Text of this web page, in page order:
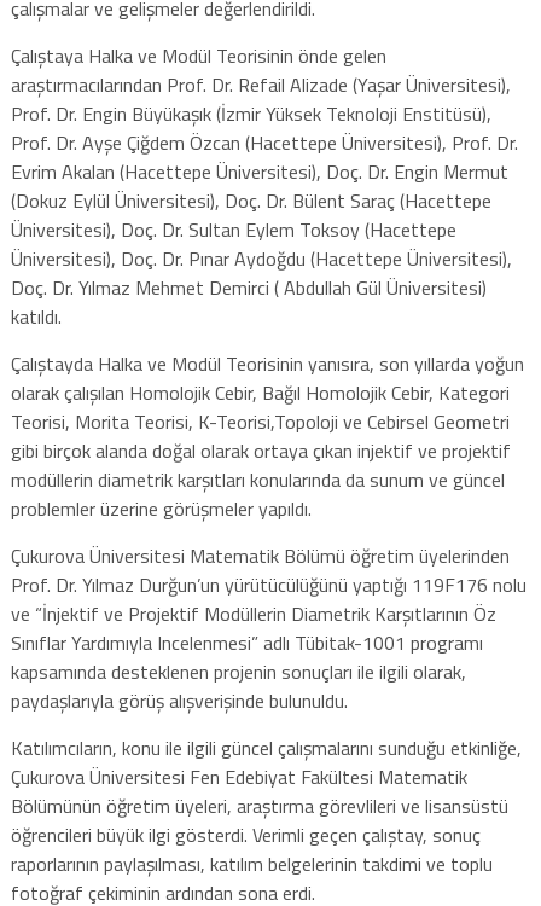
çalışmalar ve gelişmeler değerlendirildi.
Çalıştaya Halka ve Modül Teorisinin önde gelen
araştırmacılarından Prof. Dr. Refail Alizade (Yaşar Üniversitesi),
Prof. Dr. Engin Büyükaşık (İzmir Yüksek Teknoloji Enstitüsü),
Prof. Dr. Ayşe Çiğdem Özcan (Hacettepe Üniversitesi), Prof. Dr.
Evrim Akalan (Hacettepe Üniversitesi), Doç. Dr. Engin Mermut
(Dokuz Eylül Üniversitesi), Doç. Dr. Bülent Saraç (Hacettepe
Üniversitesi), Doç. Dr. Sultan Eylem Toksoy (Hacettepe
Üniversitesi), Doç. Dr. Pınar Aydoğdu (Hacettepe Üniversitesi),
Doç. Dr. Yılmaz Mehmet Demirci ( Abdullah Gül Üniversitesi)
katıldı.
Çalıştayda Halka ve Modül Teorisinin yanısıra, son yıllarda yoğun
olarak çalışılan Homolojik Cebir, Bağıl Homolojik Cebir, Kategori
Teorisi, Morita Teorisi, K-Teorisi,Topoloji ve Cebirsel Geometri
gibi birçok alanda doğal olarak ortaya çıkan injektif ve projektif
modüllerin diametrik karşıtları konularında da sunum ve güncel
problemler üzerine görüşmeler yapıldı.
Çukurova Üniversitesi Matematik Bölümü öğretim üyelerinden
Prof. Dr. Yılmaz Durğun’un yürütücülüğünü yaptığı 119F176 nolu
ve “İnjektif ve Projektif Modüllerin Diametrik Karşıtlarının Öz
Sınıflar Yardımıyla Incelenmesi” adlı Tübitak-1001 programı
kapsamında desteklenen projenin sonuçları ile ilgili olarak,
paydaşlarıyla görüş alışverişinde bulunuldu.
Katılımcıların, konu ile ilgili güncel çalışmalarını sunduğu etkinliğe,
Çukurova Üniversitesi Fen Edebiyat Fakültesi Matematik
Bölümünün öğretim üyeleri, araştırma görevlileri ve lisansüstü
öğrencileri büyük ilgi gösterdi. Verimli geçen çalıştay, sonuç
raporlarının paylaşılması, katılım belgelerinin takdimi ve toplu
fotoğraf çekiminin ardından sona erdi.